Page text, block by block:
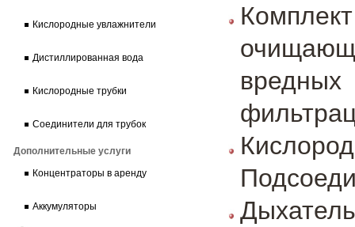
Кислородные увлажнители
Дистиллированная вода
Кислородные трубки
Соединители для трубок
Дополнительные услуги
Концентраторы в аренду
Аккумуляторы